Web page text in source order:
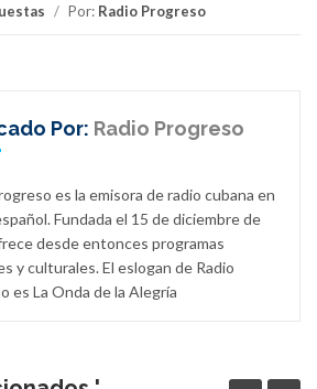
/ Por: Radio Progreso
Por: Radio Progreso
es la emisora de radio cubana en
Fundada el 15 de diciembre de
desde entonces programas
y culturales. El eslogan de Radio
es La Onda de la Alegría